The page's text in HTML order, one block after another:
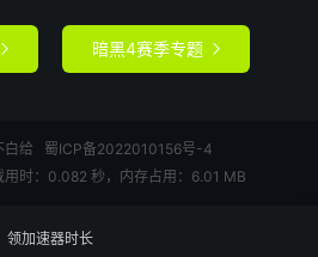
 暗黑4赛季专题 
白给
蜀ICP备2022010156号-4
时：0.082 秒，内存占用：6.01 MB
领加速器时长